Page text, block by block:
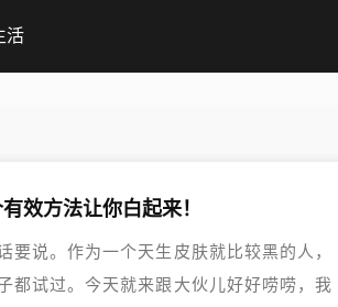
活
效方法让你白起来！
要说。作为一个天生皮肤就比较黑的人，
都试过。今天就来跟大伙儿好好唠唠，我